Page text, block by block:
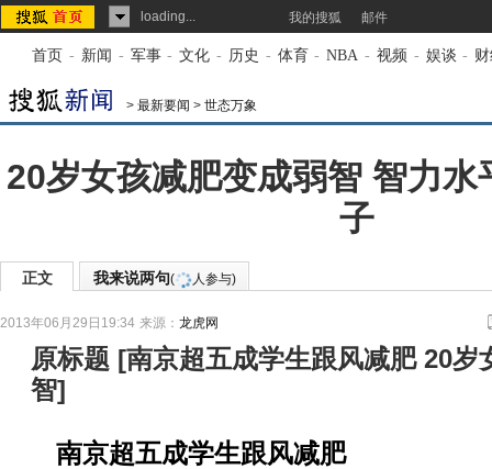
loading... 我的搜狐 邮件
首页 - 新闻 - 军事 - 文化 - 历史 - 体育 - NBA - 视频 - 娱谈 -
> 最新要闻 > 世态万象
20岁女孩减肥变成弱智 智力水
子
正文 我来说两句( 人参与)
2013年06月29日19:34 来源： 龙虎网
原标题 [南京超五成学生跟风减肥 20岁
智]
南京超五成学生跟风减肥